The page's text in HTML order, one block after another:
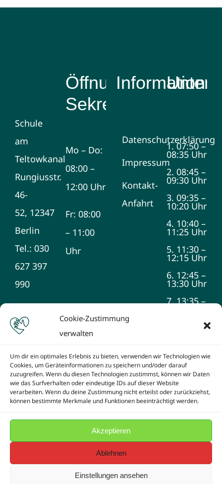
Cookie-Zustimmung
verwalten
Um dir ein optimales Erlebnis zu bieten, verwenden wir Technologien wie
Cookies, um Geräteinformationen zu speichern und/oder darauf
zuzugreifen. Wenn du diesen Technologien zustimmst, können wir Daten
wie das Surfverhalten oder eindeutige IDs auf dieser Website
verarbeiten. Wenn du deine Zustimmung nicht erteilst oder zurückziehst,
können bestimmte Merkmale und Funktionen beeinträchtigt werden.
Akzeptieren
Ablehnen
Einstellungen ansehen
Schule
am
Teltowkanal
Rungiusstr.
46-
52, 12347
Berlin
Tel.: 030
627 397
990
Öffnungszeiten
Sekretariat
Mo – Do:
08:00 –
12:00 Uhr
Fr: 08:00
– 11:00
Uhr
Information
Datenschutzerklärung
Impressum
Kontakt-
Anfahrt
1. 07:50 –
08:35 Uhr
2. 08:45 –
09:30 Uhr
3. 09:35 –
10:20 Uhr
4. 10:40 –
11:25 Uhr
5. 11:30 –
12:15 Uhr
6. 12:45 –
13:30 Uhr
7. 13:35 –
8. 14:25 –
9. 15:15 –
16:00 Uhr
© Copyright -2026 Schule am Teltowkanal | Created by
SJB-Netzwerk e.V.powered by